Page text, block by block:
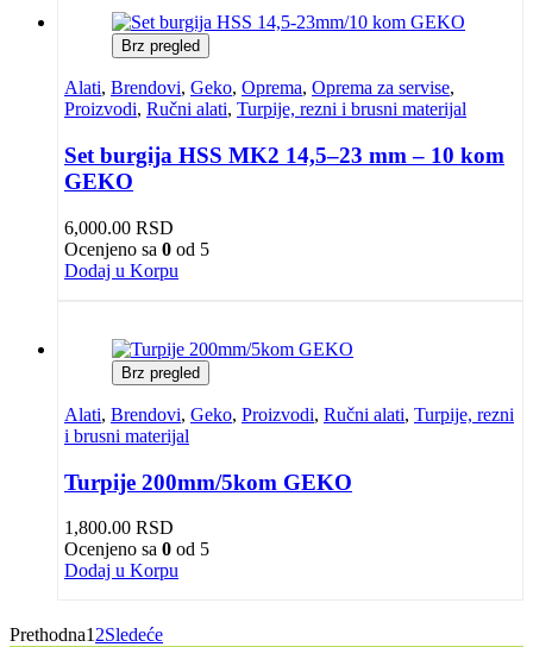
Brz pregled
Alati, Brendovi, Geko, Oprema, Oprema za servise,
Proizvodi, Ručni alati, Turpije, rezni i brusni materijal
Set burgija HSS MK2 14,5–23 mm – 10 kom
GEKO
6,000.00 RSD
Ocenjeno sa 0 od 5
Dodaj u Korpu
Brz pregled
Alati, Brendovi, Geko, Proizvodi, Ručni alati, Turpije, rezni
i brusni materijal
Turpije 200mm/5kom GEKO
1,800.00 RSD
Ocenjeno sa 0 od 5
Dodaj u Korpu
Prethodna1 2Sledeće